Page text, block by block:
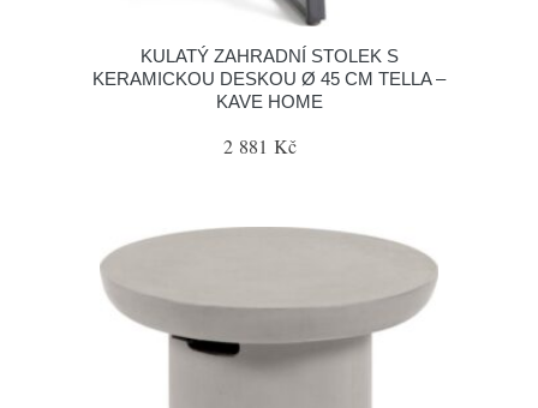
KULATÝ ZAHRADNÍ STOLEK S
KERAMICKOU DESKOU Ø 45 CM TELLA –
KAVE HOME
2 881 Kč